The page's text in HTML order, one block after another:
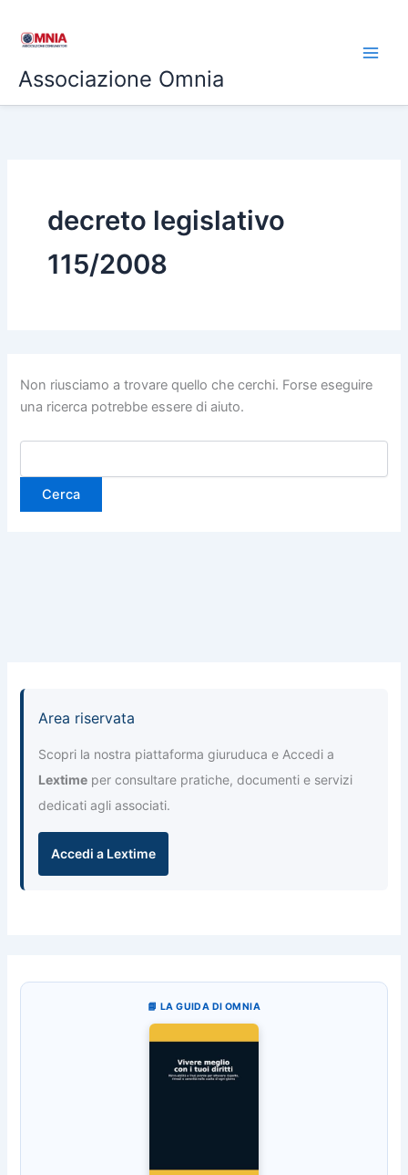
Associazione Omnia
decreto legislativo
115/2008
Non riusciamo a trovare quello che cerchi. Forse eseguire
una ricerca potrebbe essere di aiuto.
Area riservata
Scopri la nostra piattaforma giuruduca e Accedi a
Lextime per consultare pratiche, documenti e servizi
dedicati agli associati.
Accedi a Lextime
📘 LA GUIDA DI OMNIA